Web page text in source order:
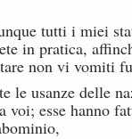
tutti i miei
in pratica,
non vi vomiti
le usanze delle
voi; esse hanno